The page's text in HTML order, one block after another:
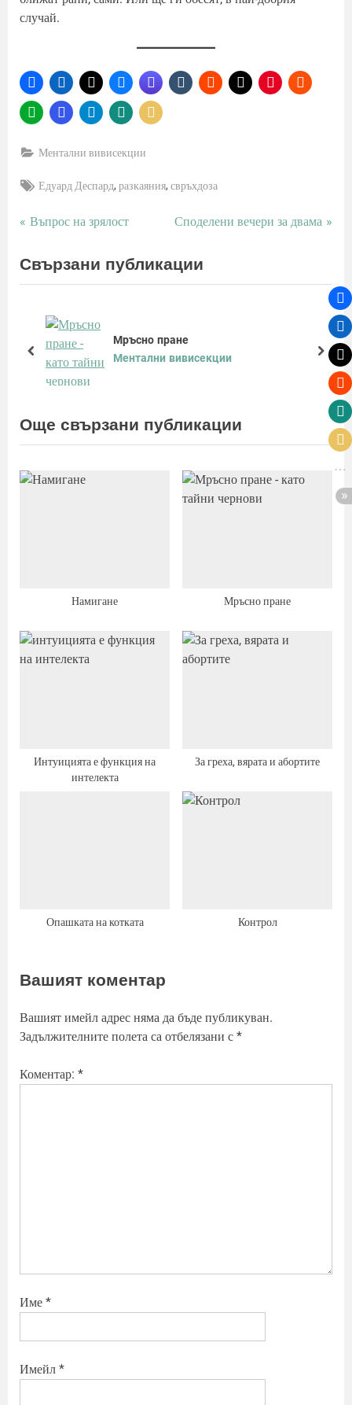
случай.
Ментални вивисекции
Tags:
Едуард Деспард,разкаяния,свръхдоза
Навигация
P
e
s
t
:
Въпрос на зрялост
N
x
s
t
Споделени вечери за двама
Свързани публикации
Мръсно пране
Ментални вивисекции
prev next
Още свързани публикации
Намигане Мръсно пране
Интуицията е функция на
интелекта
За греха, вярата и абортите
Опашката на котката Контрол
Вашият коментар
Вашият имейл адрес няма да бъде публикуван.
Задължителните полета са отбелязани с *
Коментар: *
Име *
Имейл *